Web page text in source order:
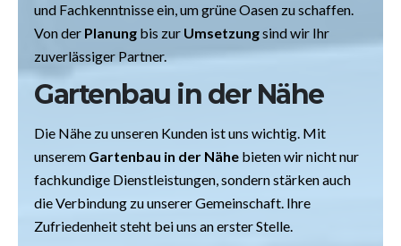
und Fachkenntnisse ein, um grüne Oasen zu schaffen.
Von der Planung bis zur Umsetzungsind wir Ihr
zuverlässiger Partner.
Gartenbau in der Nähe
Die Nähe zu unseren Kunden ist uns wichtig. Mit
unserem Gartenbau in der Nähe bieten wir nicht nur
fachkundige Dienstleistungen, sondern stärken auch
die Verbindung zu unserer Gemeinschaft. Ihre
Zufriedenheit steht bei uns an erster Stelle.